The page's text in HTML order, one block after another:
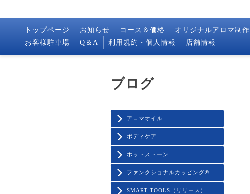
トップページ お知らせ コース＆価格 オリジナルアロマ制作
お客様駐車場
Q＆A 利用規約・個人情報 店舗情報
アロマオイル
ボディケア
ホットストーン
ファンクショナルカッピング®️
SMART TOOLS（リリース）
ブログ